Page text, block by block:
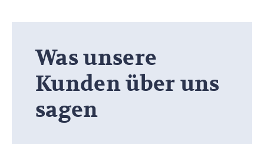
Was unsere
Kunden über uns
sagen